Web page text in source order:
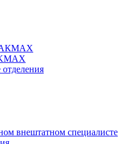
внештатном специалисте